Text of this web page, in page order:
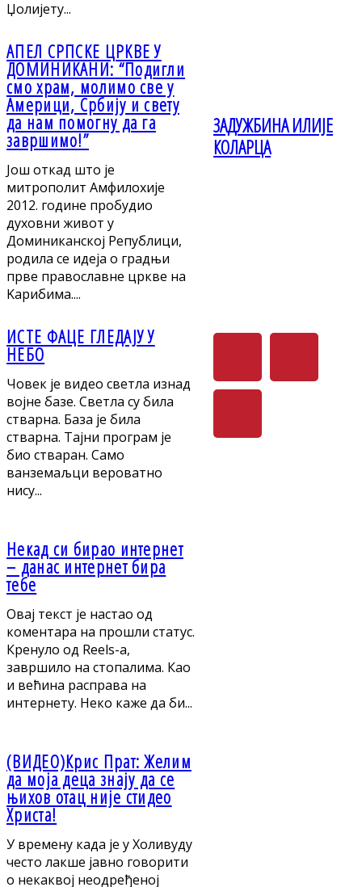
Џолијету...
АПЕЛ СРПСKЕ ЦРKВЕ У
ДОМИНИKАНИ: “Подигли
смо храм, молимо све у
Америци, Србију и свету
да нам помогну да га
завршимо!”
Још откад што је
митрополит Амфилохије
2012. године пробудио
духовни живот у
Доминиканској Републици,
родила се идеја о градњи
прве православне цркве на
Kарибима....
ИСТЕ ФАЦЕ ГЛЕДАЈУ У
НЕБО
Човек је видео светла изнад
војне базе. Светла су била
стварна. База је била
стварна. Тајни програм је
био стваран. Само
ванземаљци вероватно
нису...
Некад си бирао интернет
– данас интернет бира
тебе
Овај текст је настао од
коментара на прошли статус.
Кренуло од Reels-а,
завршило на стопалима. Као
и већина расправа на
интернету. Неко каже да би...
(ВИДЕО)Крис Прат: Желим
да моја деца знају да се
њихов отац није стидео
Христа!
У времену када је у Холивуду
често лакше јавно говорити
о некаквој неодређеној
ЗАДУЖБИНА ИЛИЈЕ
КОЛАРЦА